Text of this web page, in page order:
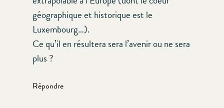
géographique et historique est le
Luxembourg…).
Ce qu’il en résultera sera l’avenir ou ne sera
plus ?
Répondre